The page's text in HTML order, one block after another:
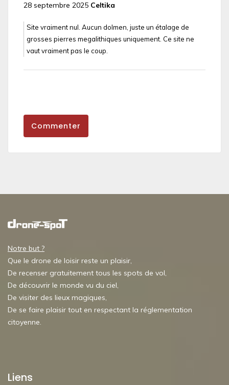
28 septembre 2025 Celtika
Site vraiment nul. Aucun dolmen, juste un étalage de
grosses pierres megalithiques uniquement. Ce site ne
vaut vraiment pas le coup.
Commenter
Notre but ?
Que le drone de loisir reste un plaisir,
De recenser gratuitement tous les spots de vol,
De découvrir le monde vu du ciel,
De visiter des lieux magiques,
De se faire plaisir tout en respectant la réglementation
citoyenne.
Liens